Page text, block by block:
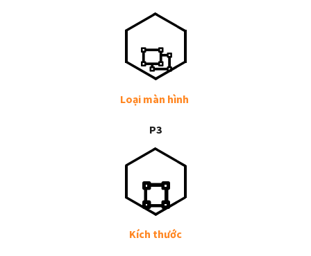
Loại màn hình
P3
Kích thước